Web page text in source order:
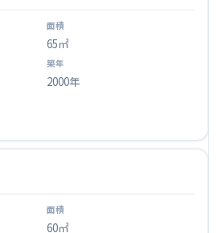
65㎡
2000年
60㎡